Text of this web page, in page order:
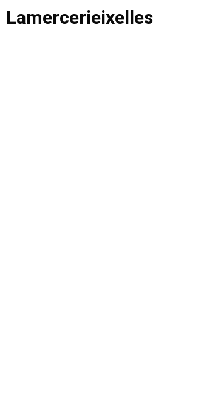
Saltar
alLamercerieixelles